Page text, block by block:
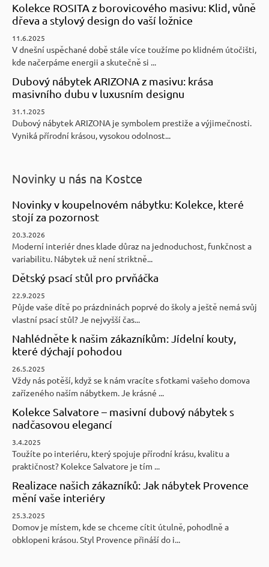
Kolekce ROSITA z borovicového masivu: Klid, vůně
dřeva a stylový design do vaší ložnice
11.6.2025
V dnešní uspěchané době stále více toužíme po klidném útočišti,
kde načerpáme energii a skutečně si ...
Dubový nábytek ARIZONA z masivu: krása
masivního dubu v luxusním designu
31.1.2025
Dubový nábytek ARIZONA je symbolem prestiže a výjimečnosti.
Vyniká přírodní krásou, vysokou odolnost...
Novinky u nás na Kostce
Novinky v koupelnovém nábytku: Kolekce, které
stojí za pozornost
20.3.2026
Moderní interiér dnes klade důraz na jednoduchost, funkčnost a
variabilitu. Nábytek už není striktně...
Dětský psací stůl pro prvňáčka
22.9.2025
Půjde vaše dítě po prázdninách poprvé do školy a ještě nemá svůj
vlastní psací stůl? Je nejvyšší čas...
Nahlédněte k našim zákazníkům: Jídelní kouty,
které dýchají pohodou
26.5.2025
Vždy nás potěší, když se k nám vracíte s fotkami vašeho domova
zařízeného naším nábytkem. Je krásné ...
Kolekce Salvatore – masivní dubový nábytek s
nadčasovou elegancí
3.4.2025
Toužíte po interiéru, který spojuje přírodní krásu, kvalitu a
praktičnost? Kolekce Salvatore je tím ...
Realizace našich zákazníků: Jak nábytek Provence
mění vaše interiéry
25.3.2025
Domov je místem, kde se chceme cítit útulně, pohodlně a
obklopeni krásou. Styl Provence přináší do i...